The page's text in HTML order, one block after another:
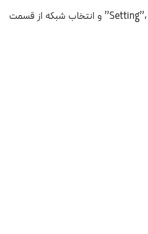
مراجعه به “Setting”، “Connections” و انتخاب شبکه از قسمت‌